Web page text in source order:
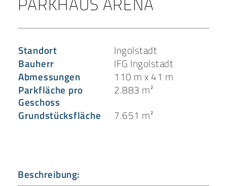
Standort
Ingolstadt
Bauherr
IFG Ingolstadt
Abmessungen
110 m x 41 m
Parkfläche pro
Geschoss
2.883 m²
Grundstücksfläche
7.651 m²
Beschreibung: